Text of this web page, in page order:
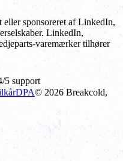
sponsoreret af LinkedIn,
LinkedIn,
varemærker tilhører
5 support
DPA© 2026 Breakcold,